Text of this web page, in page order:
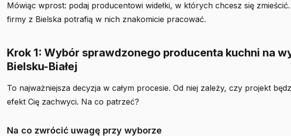
Mówiąc wprost: podaj producentowi widełki, w których chcesz się
firmy z Bielska potrafią w nich znakomicie pracować.
Krok 1: Wybór sprawdzonego producenta kuchni na
Bielsku-Białej
To najważniejsza decyzja w całym procesie. Od niej zależy, czy projekt
efekt Cię zachwyci. Na co patrzeć?
Na co zwrócić uwagę przy wyborze